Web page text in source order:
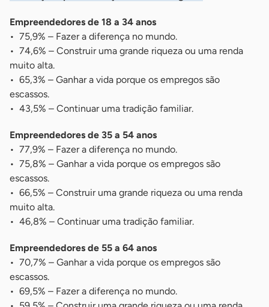
Empreendedores de 18 a 34 anos
• 75,9% – Fazer a diferença no mundo.
• 74,6% – Construir uma grande riqueza ou uma renda
muito alta.
• 65,3% – Ganhar a vida porque os empregos são
escassos.
• 43,5% – Continuar uma tradição familiar.
Empreendedores de 35 a 54 anos
• 77,9% – Fazer a diferença no mundo.
• 75,8% – Ganhar a vida porque os empregos são
escassos.
• 66,5% – Construir uma grande riqueza ou uma renda
muito alta.
• 46,8% – Continuar uma tradição familiar.
Empreendedores de 55 a 64 anos
• 70,7% – Ganhar a vida porque os empregos são
escassos.
• 69,5% – Fazer a diferença no mundo.